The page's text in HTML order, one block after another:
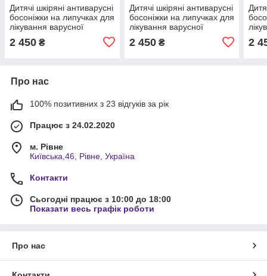
Дитячі шкіряні антиварусні
босоніжки на липучках для
лікування варусної
2 450 ₴
Дитячі шкіряні антиварусні
босоніжки на липучках для
лікування варусної
2 450₴ 2
Про нас
100% позитивних з 23 відгуків за рік
Працює з 24.02.2020
м. Рівне
Київська,46, Рівне, Україна
Контакти
Сьогодні працює з 10:00 до 18:00
Показати весь графік роботи
Про нас